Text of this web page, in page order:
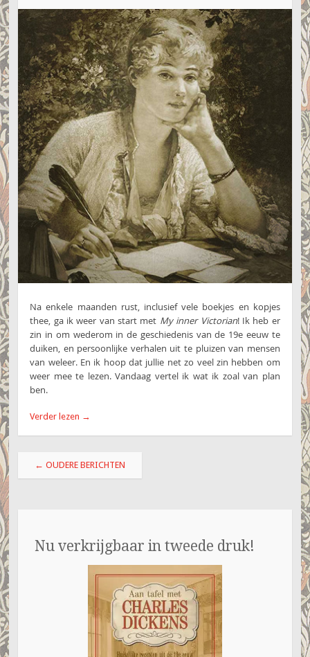
Na enkele maanden rust, inclusief vele boekjes en kopjes
thee, ga ik weer van start met My inner Victorian! Ik heb er
zin in om wederom in de geschiedenis van de 19e eeuw te
duiken, en persoonlijke verhalen uit te pluizen van mensen
van weleer. En ik hoop dat jullie net zo veel zin hebben om
weer mee te lezen. Vandaag vertel ik wat ik zoal van plan
ben.
Verder lezen →
Berichtnavigatie
← OUDERE BERICHTEN
Nu verkrijgbaar in tweede druk!